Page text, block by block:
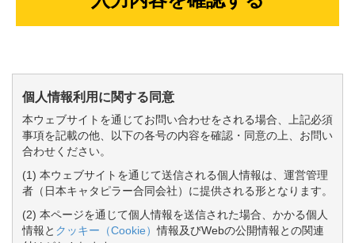
個人情報利用に関する同意
本ウェブサイトを通じてお問い合わせをされる場合、上記必須
事項を記載の他、以下の各号の内容を確認・同意の上、お問い
合わせください。
(1) 本ウェブサイトを通じて送信される個人情報は、運営管理
者（日本キャタピラー合同会社）に提供される形となります。
(2) 本ページを通じて個人情報を送信された場合、かかる個人
情報と クッキー（Cookie）情報及びWebの公開情報との関連